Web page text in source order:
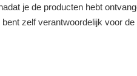
je de producten hebt
zelf verantwoordelijk voor